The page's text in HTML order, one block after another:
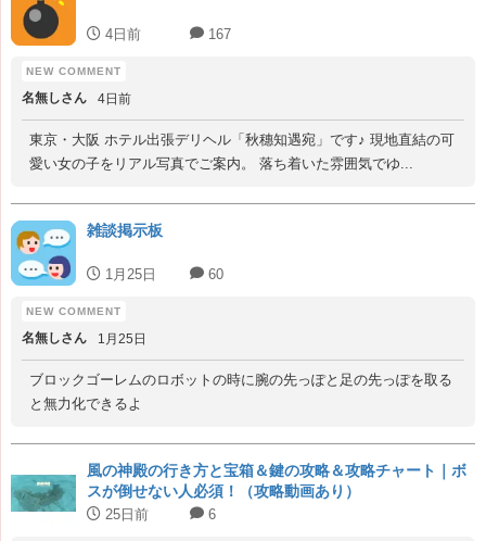
4日前 167
名無しさん 4日前
東京・大阪 ホテル出張デリヘル「秋穗知遇宛」です♪ 現地直結の可
愛い女の子をリアル写真でご案内。 落ち着いた雰囲気でゆ...
雑談掲示板
1月25日 60
名無しさん 1月25日
ブロックゴーレムのロボットの時に腕の先っぽと足の先っぽを取る
と無力化できるよ
風の神殿の行き方と宝箱＆鍵の攻略＆攻略チャート｜ボ
スが倒せない人必須！（攻略動画あり）
25日前 6